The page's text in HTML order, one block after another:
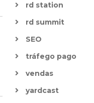
rd station
rd summit
SEO
tráfego pago
vendas
yardcast